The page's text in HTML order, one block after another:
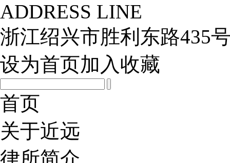
ADDRESS LINE
浙江绍兴市胜利东路435
设为首页加入收藏
首页
关于近远